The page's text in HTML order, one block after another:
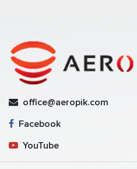
office@aeropik.com
Facebook
YouTube